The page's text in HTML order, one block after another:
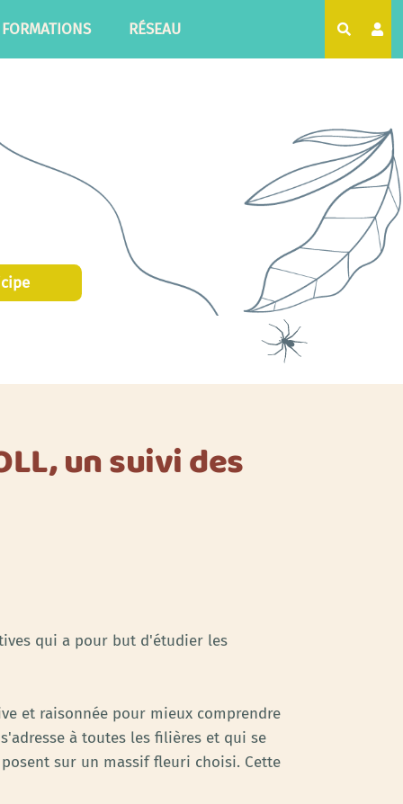
FORMATIONS RÉSEAU
un suivi des
qui a pour but d'étudier les
et raisonnée pour mieux comprendre
à toutes les filières et qui se
sur un massif fleuri choisi. Cette